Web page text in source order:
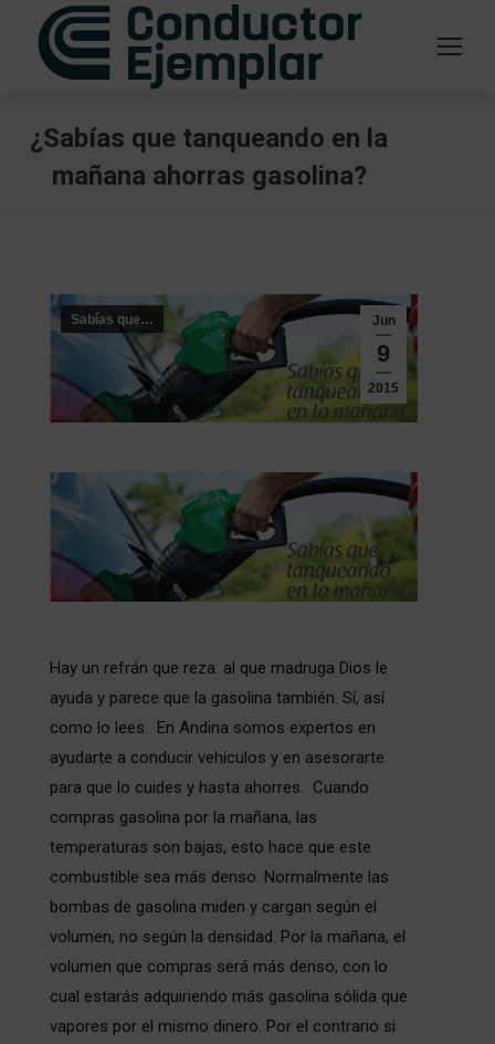
¿Sabías que tanqueando en la
mañana ahorras gasolina?
Jun
9
2015
Sabías que…
Hay un refrán que reza: al que madruga Dios le
ayuda y parece que la gasolina también. Sí, así
como lo lees. En Andina somos expertos en
ayudarte a conducir vehículos y en asesorarte
para que lo cuides y hasta ahorres. Cuando
compras gasolina por la mañana, las
temperaturas son bajas, esto hace que este
combustible sea más denso. Normalmente las
bombas de gasolina miden y cargan según el
volumen, no según la densidad. Por la mañana, el
volumen que compras será más denso, con lo
cual estarás adquiriendo más gasolina sólida que
vapores por el mismo dinero. Por el contrario si